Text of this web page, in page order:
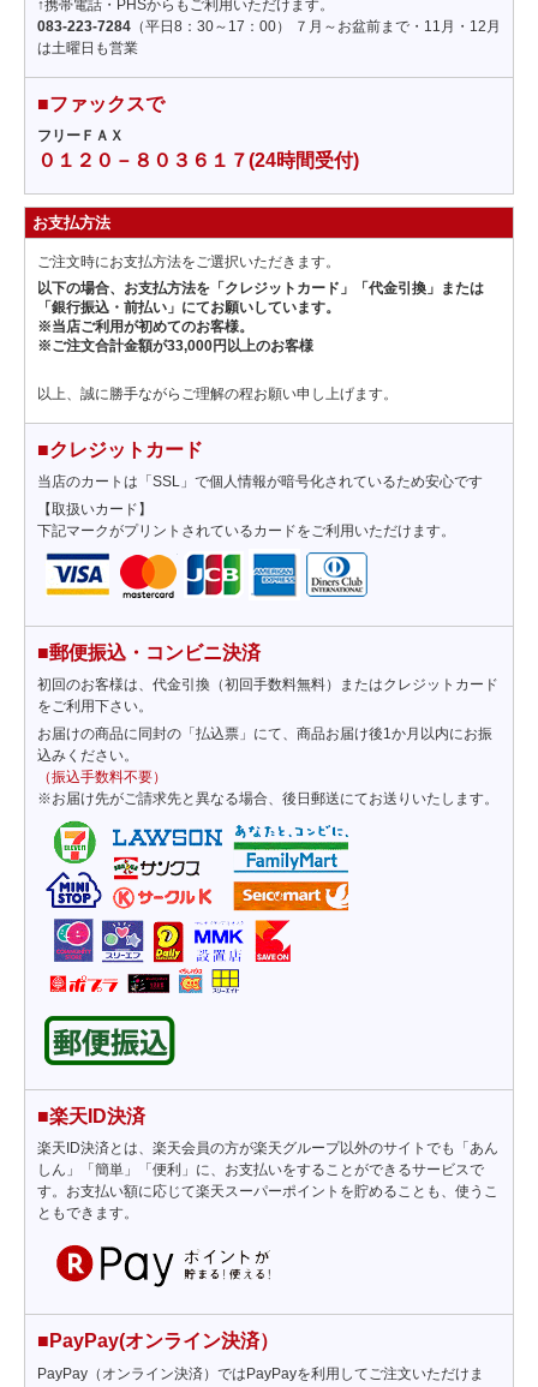
↑携帯電話・PHSからもご利用いただけます。
083-223-7284 （平日8：30～17：00） ７月～お盆前まで・11月・12月
は土曜日も営業
■ファックスで
フリーＦＡＸ
０１２０－８０３６１７(24時間受付)
お支払方法
ご注文時にお支払方法をご選択いただきます。
以下の場合、お支払方法を「クレジットカード」「代金引換」または
「銀行振込・前払い」にてお願いしています。
※当店ご利用が初めてのお客様。
※ご注文合計金額が33,000円以上のお客様
以上、誠に勝手ながらご理解の程お願い申し上げます。
■クレジットカード
当店のカートは「SSL」で個人情報が暗号化されているため安心です
【取扱いカード】
下記マークがプリントされているカードをご利用いただけます。
■郵便振込・コンビニ決済
初回のお客様は、代金引換（初回手数料無料）またはクレジットカード
をご利用下さい。
お届けの商品に同封の「払込票」にて、商品お届け後1か月以内にお振
込みください。
（振込手数料不要）
※お届け先がご請求先と異なる場合、後日郵送にてお送りいたします。
■楽天ID決済
楽天ID決済とは、楽天会員の方が楽天グループ以外のサイトでも「あん
しん」「簡単」「便利」に、お支払いをすることができるサービスで
す。お支払い額に応じて楽天スーパーポイントを貯めることも、使うこ
ともできます。
■PayPay(オンライン決済）
PayPay（オンライン決済）ではPayPayを利用してご注文いただけま